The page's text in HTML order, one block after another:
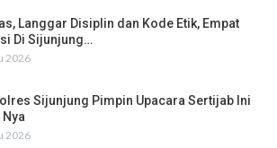
Langgar Disiplin dan Kode Etik, Empat
Di Sijunjung…
2026
Sijunjung Pimpin Upacara Sertijab Ini
Nya
2026